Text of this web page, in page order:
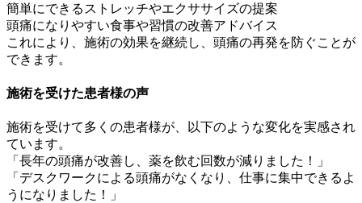
簡単にできるストレッチやエクササイズの提案
頭痛になりやすい食事や習慣の改善アドバイス
これにより、施術の効果を継続し、頭痛の再発を防ぐことが
できます。
施術を受けた患者様の声
施術を受けて多くの患者様が、以下のような変化を実感され
ています。
「長年の頭痛が改善し、薬を飲む回数が減りました！」
「デスクワークによる頭痛がなくなり、仕事に集中できるよ
うになりました！」